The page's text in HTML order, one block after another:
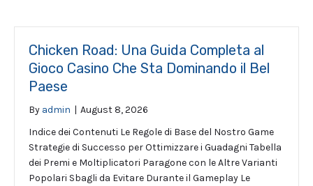
Chicken Road: Una Guida Completa al
Gioco Casino Che Sta Dominando il Bel
Paese
By admin | August 8, 2026
Indice dei Contenuti Le Regole di Base del Nostro Game
Strategie di Successo per Ottimizzare i Guadagni Tabella
dei Premi e Moltiplicatori Paragone con le Altre Varianti
Popolari Sbagli da Evitare Durante il Gameplay Le